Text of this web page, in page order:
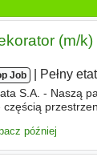
(m/
Job Pełny etat
S.A. - Naszą
częścią
później